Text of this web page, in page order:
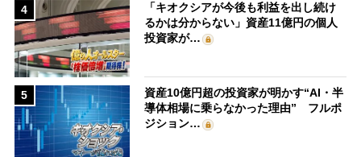
4
「キオクシアが今後も利益を出し続け
るかは分からない」資産11億円の個人
投資家が…
5
資産10億円超の投資家が明かす“AI・半
導体相場に乗らなかった理由” フルポ
ジション…